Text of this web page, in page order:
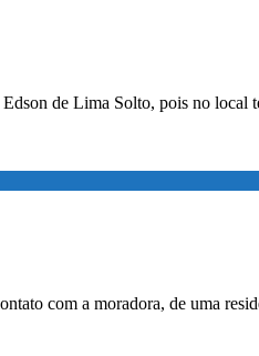
de Lima Solto, pois no local
com a moradora, de uma